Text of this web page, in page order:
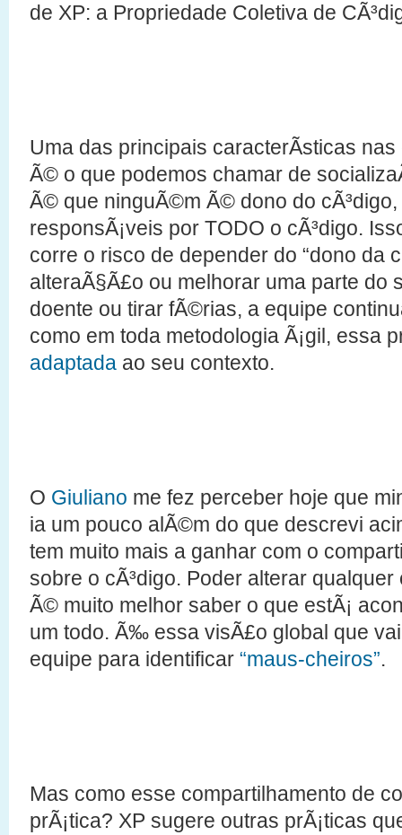
de XP: a Propriedade Coletiva de
Uma das principais caracterÃ­sticas nas
Ã© o que podemos chamar de
Ã© que ninguÃ©m Ã© dono do
responsÃ¡veis por TODO o cÃ³digo.
corre o risco de depender do “dono da
alteraÃ§Ã£o ou melhorar uma parte do
doente ou tirar fÃ©rias, a equipe
como em toda metodologia Ã¡gil, essa
adaptada ao seu contexto.
O Giuliano me fez perceber hoje que
ia um pouco alÃ©m do que descrevi
tem muito mais a ganhar com o
sobre o cÃ³digo. Poder alterar
Ã© muito melhor saber o que estÃ¡
um todo. Ã‰ essa visÃ£o global que vai
equipe para identificar “maus-cheiros”.
Mas como esse compartilhamento de
prÃ¡tica? XP sugere outras prÃ¡ticas